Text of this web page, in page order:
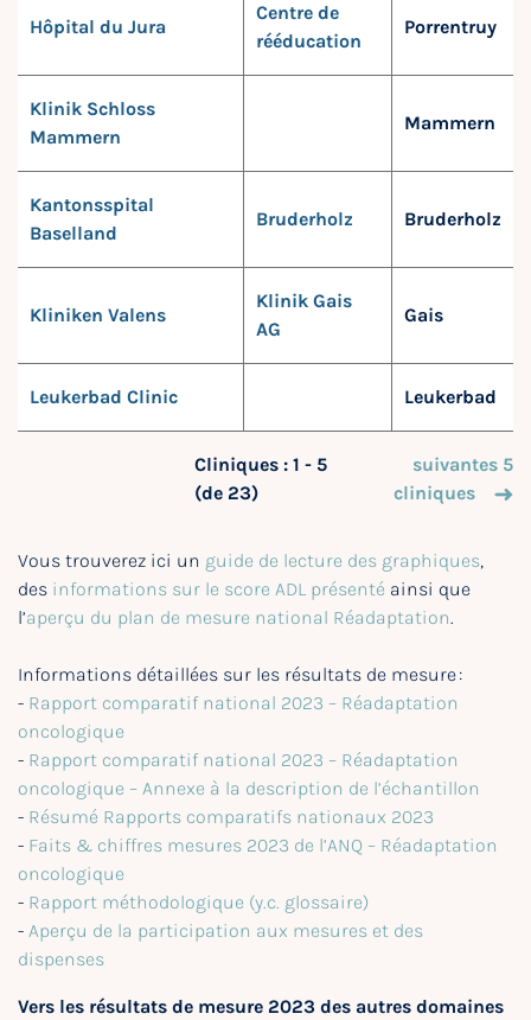
Hôpital du Jura
Centre de
rééducation
Porrentruy
Klinik Schloss
Mammern
Mammern
Kantonsspital
Baselland
Bruderholz Bruderholz
Kliniken Valens
Klinik Gais
AG
Gais
Leukerbad Clinic Leukerbad
Cliniques : 1 - 5
(de 23)
suivantes 5
cliniques
Vous trouverez ici un guide de lecture des graphiques,
des informations sur le score ADL présenté ainsi que
l’aperçu du plan de mesure national Réadaptation.
Informations détaillées sur les résultats de mesure :
- Rapport comparatif national 2023 – Réadaptation
oncologique
- Rapport comparatif national 2023 – Réadaptation
oncologique – Annexe à la description de l’échantillon
- Résumé Rapports comparatifs nationaux 2023
- Faits & chiffres mesures 2023 de l’ANQ – Réadaptation
oncologique
- Rapport méthodologique (y.c. glossaire)
- Aperçu de la participation aux mesures et des
dispenses
Vers les résultats de mesure 2023 des autres domaines